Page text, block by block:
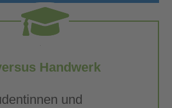
Handwerk
und